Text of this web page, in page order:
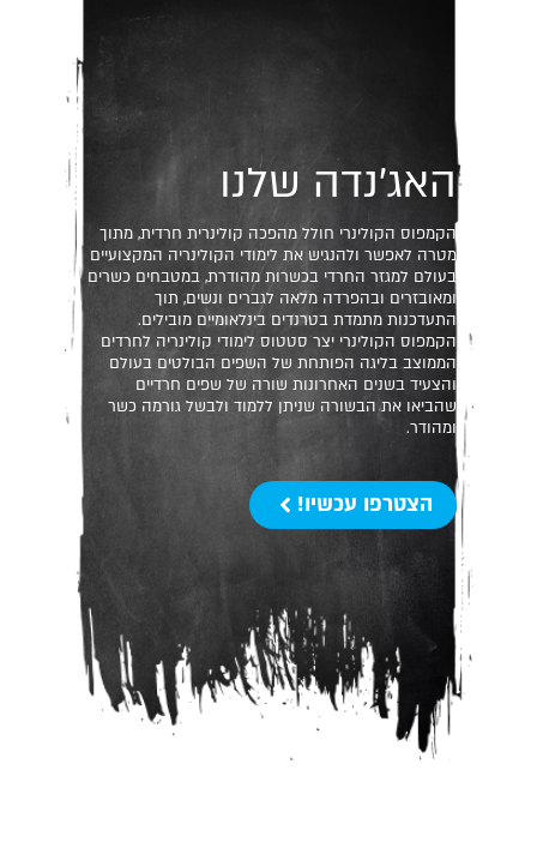
האג’נדה שלנו
הקמפוס הקולינרי חולל מהפכה קולינרית חרדית, מתוך
מטרה לאפשר ולהנגיש את לימודי הקולינריה המקצועיים
בעולם למגזר החרדי בכשרות מהודרת, במטבחים כשרים
ומאובזרים ובהפרדה מלאה לגברים ונשים, תוך
התעדכנות מתמדת בטרנדים בינלאומיים מובילים.
הקמפוס הקולינרי יצר סטטוס לימודי קולינריה לחרדים
הממוצב בליגה הפותחת של השפים הבולטים בעולם
והצעיד בשנים האחרונות שורה של שפים חרדיים
שהביאו את הבשורה שניתן ללמוד ולבשל גורמה כשר
ומהודר.
הצטרפו עכשיו!